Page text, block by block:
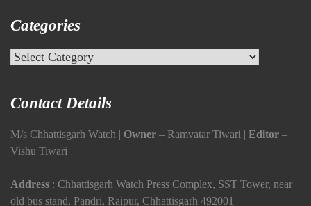
Categories
Categories
Contact Details
M/s Chhattisgarh Watch | Owner – Ramvatar Tiwari | Editor –
Vishu Tiwari
Address : Chhattisgarh Watch Press Complex, SST Tower, near
old bus stand, Pandri, Raipur, Chhattisgarh 492001